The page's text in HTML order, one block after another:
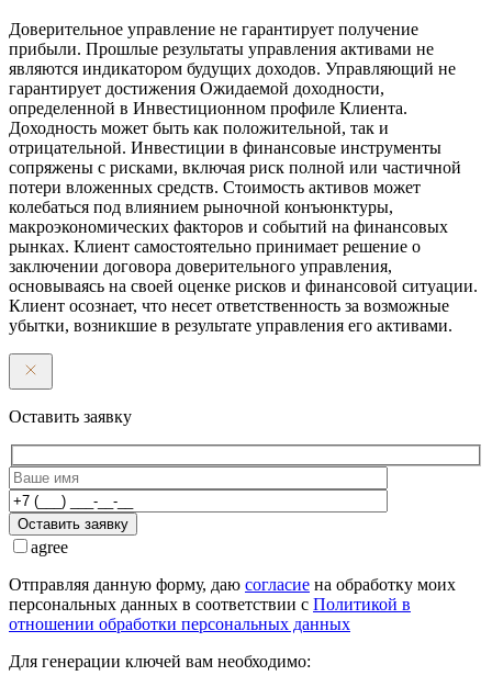
Доверительное управление не гарантирует получение
прибыли. Прошлые результаты управления активами не
являются индикатором будущих доходов. Управляющий не
гарантирует достижения Ожидаемой доходности,
определенной в Инвестиционном профиле Клиента.
Доходность может быть как положительной, так и
отрицательной. Инвестиции в финансовые инструменты
сопряжены с рисками, включая риск полной или частичной
потери вложенных средств. Стоимость активов может
колебаться под влиянием рыночной конъюнктуры,
макроэкономических факторов и событий на финансовых
рынках. Клиент самостоятельно принимает решение о
заключении договора доверительного управления,
основываясь на своей оценке рисков и финансовой ситуации.
Клиент осознает, что несет ответственность за возможные
убытки, возникшие в результате управления его активами.
Оставить заявку
Оставить заявку
agree
Отправляя данную форму, даю согласие на обработку моих
персональных данных в соответствии с Политикой в
отношении обработки персональных данных
Для генерации ключей вам необходимо: